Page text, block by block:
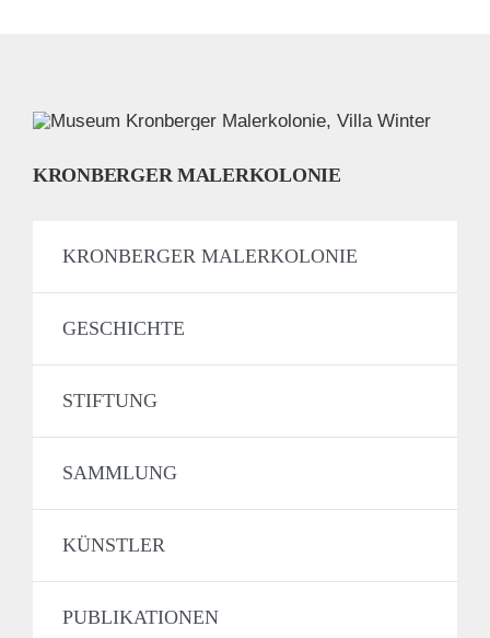
KRONBERGER MALERKOLONIE
KRONBERGER MALERKOLONIE
GESCHICHTE
STIFTUNG
SAMMLUNG
KÜNSTLER
PUBLIKATIONEN